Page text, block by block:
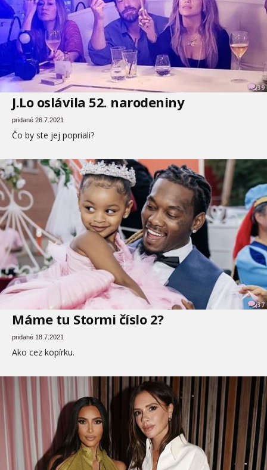
39
J.Lo oslávila 52. narodeniny
pridané 26.7.2021
Čo by ste jej popriali?
37
Máme tu Stormi číslo 2?
pridané 18.7.2021
Ako cez kopírku.